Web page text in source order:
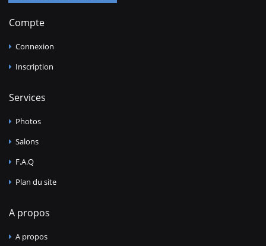
Compte
Connexion
Inscription
Services
Photos
Salons
F.A.Q
Plan du site
A propos
A propos